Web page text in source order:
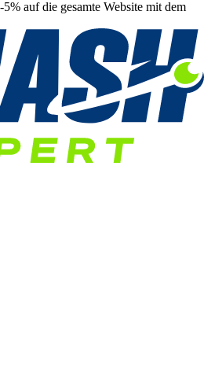
auf die gesamte Website mit dem